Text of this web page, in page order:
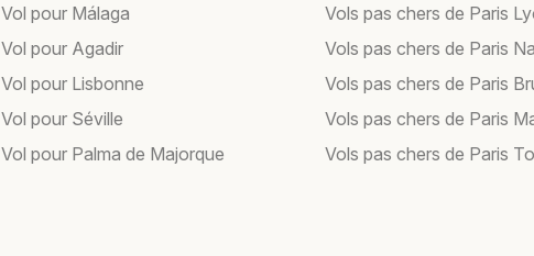
Vol pour Málaga
Vol pour Agadir
Vol pour Lisbonne
Vol pour Séville
Vol pour Palma de Majorque
Vols pas chers de Paris
Vols pas chers de Paris
Vols pas chers de Paris
Vols pas chers de Paris
Vols pas chers de Paris